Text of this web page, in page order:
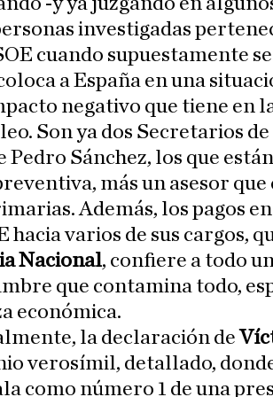
investigadas
cuando supuestamente
a España en una
negativo que tiene en
Son ya dos Secretarios
Pedro Sánchez, los que
más un asesor que
Además, los pagos
hacia varios de sus cargos,
Nacional, confiere a todo
que contamina todo,
económica.
la declaración de
verosímil, detallado,
como número 1 de una